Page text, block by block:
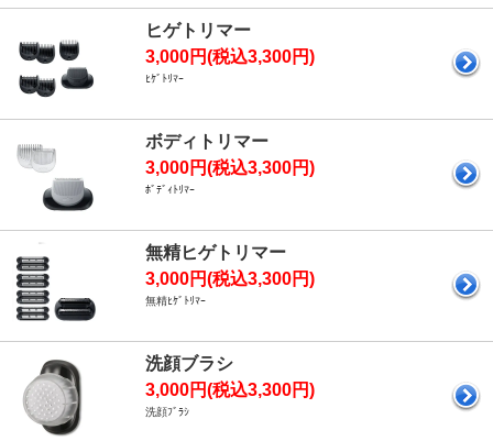
ヒゲトリマー
3,000円(税込3,300円)
ﾋｹﾞﾄﾘﾏｰ
ボディトリマー
3,000円(税込3,300円)
ﾎﾞﾃﾞｨﾄﾘﾏｰ
無精ヒゲトリマー
3,000円(税込3,300円)
無精ﾋｹﾞﾄﾘﾏｰ
洗顔ブラシ
3,000円(税込3,300円)
洗顔ﾌﾞﾗｼ